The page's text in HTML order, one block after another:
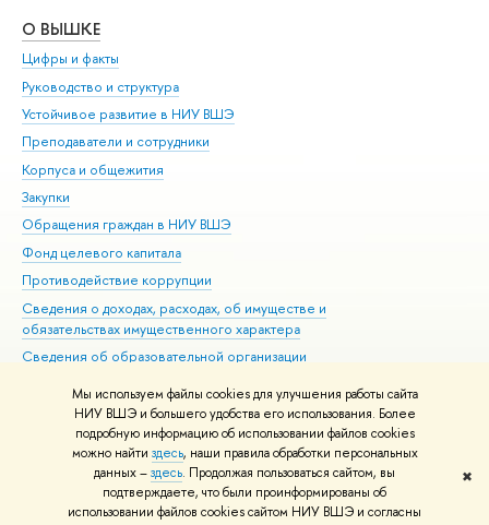
Мы используем файлы cookies для улучшения работы сайта
НИУ ВШЭ и большего удобства его использования. Более
подробную информацию об использовании файлов cookies
можно найти здесь, наши правила обработки персональных
данных –здесь. Продолжая пользоваться сайтом, вы
подтверждаете, что были проинформированы об
использовании файлов cookies сайтом НИУ ВШЭ и согласны
✖
О ВЫШКЕ
Цифры и факты
Руководство и структура
Устойчивое развитие в НИУ ВШЭ
Преподаватели и сотрудники
Корпуса и общежития
Закупки
Обращения граждан в НИУ ВШЭ
Фонд целевого капитала
Противодействие коррупции
Сведения о доходах, расходах, об имуществе и
обязательствах имущественного характера
Сведения об образовательной организации
Людям с ограниченными возможностями здоровья
Единая платежная страница
Работа в Вышке
© НИУ ВШЭ 1993–2026 Адреса и контакты Условия использования